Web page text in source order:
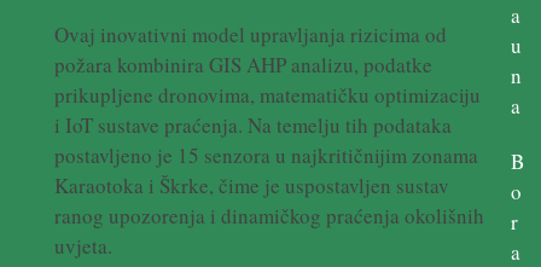
Ovaj inovativni model upravljanja rizicima od
požara kombinira GIS AHP analizu, podatke
prikupljene dronovima, matematičku optimizaciju
i IoT sustave praćenja. Na temelju tih podataka
postavljeno je 15 senzora u najkritičnijim zonama
Karaotoka i Škrke, čime je uspostavljen sustav
ranog upozorenja i dinamičkog praćenja okolišnih
uvjeta.
a
u
n
a
B
o
r
a